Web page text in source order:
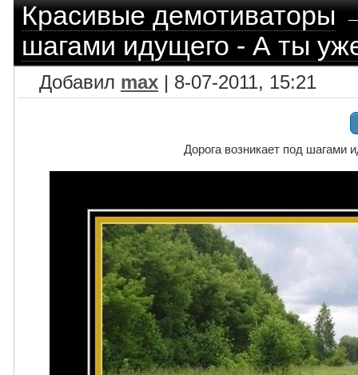
Красивые демотиваторы
шагами идущего - А ты
Добавил max | 8-07-2011, 15:21
Дорога возникает под шагами